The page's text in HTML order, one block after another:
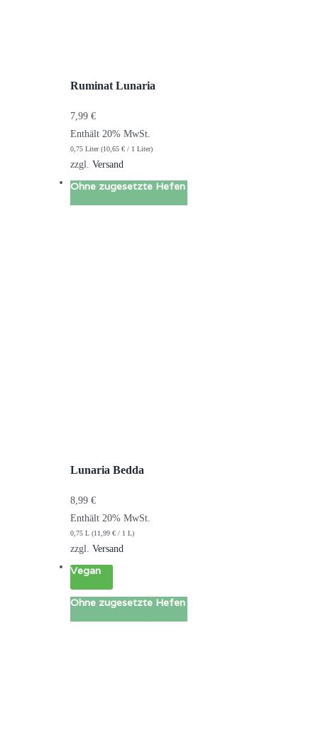
Ruminat Lunaria
7,99€
Enthält 20% MwSt.
0,75 Liter (10,65€ / 1 Liter)
zzgl.Versand
Ohne zugesetzte Hefen
Lunaria Bedda
8,99€
Enthält 20% MwSt.
0,75 L (11,99€ / 1 L)
zzgl.Versand
Vegan
Ohne zugesetzte Hefen